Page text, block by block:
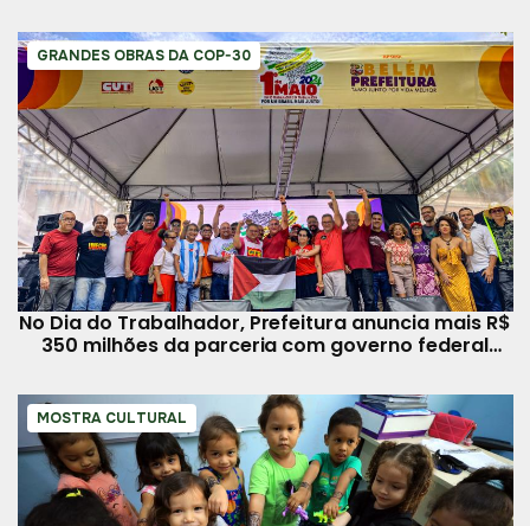
GRANDES OBRAS DA COP-30
No Dia do Trabalhador, Prefeitura anuncia mais R$
350 milhões da parceria com governo federal
MOSTRA CULTURAL